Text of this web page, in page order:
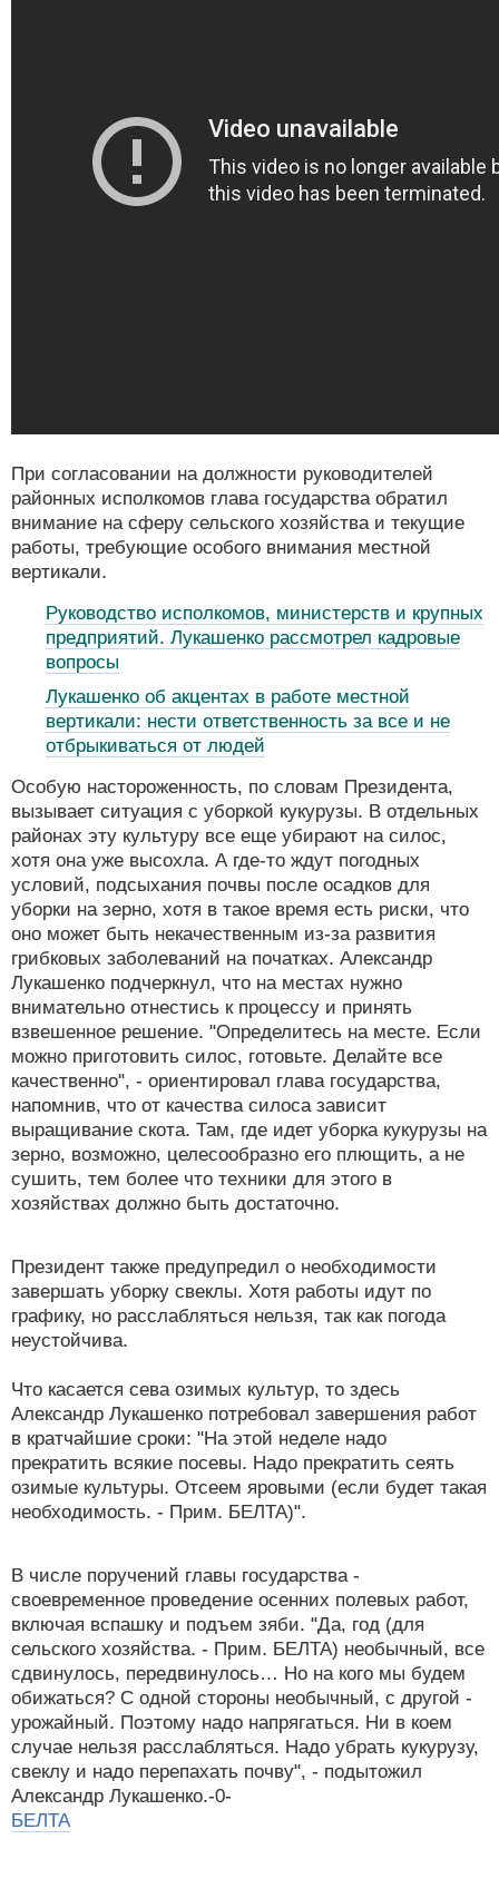
При согласовании на должности руководителей
районных исполкомов глава государства обратил
внимание на сферу сельского хозяйства и текущие
работы, требующие особого внимания местной
вертикали.
Руководство исполкомов, министерств и крупных
предприятий. Лукашенко рассмотрел кадровые
вопросы
Лукашенко об акцентах в работе местной
вертикали: нести ответственность за все и не
отбрыкиваться от людей
Особую настороженность, по словам Президента,
вызывает ситуация с уборкой кукурузы. В отдельных
районах эту культуру все еще убирают на силос,
хотя она уже высохла. А где-то ждут погодных
условий, подсыхания почвы после осадков для
уборки на зерно, хотя в такое время есть риски, что
оно может быть некачественным из-за развития
грибковых заболеваний на початках. Александр
Лукашенко подчеркнул, что на местах нужно
внимательно отнестись к процессу и принять
взвешенное решение. "Определитесь на месте. Если
можно приготовить силос, готовьте. Делайте все
качественно", - ориентировал глава государства,
напомнив, что от качества силоса зависит
выращивание скота. Там, где идет уборка кукурузы на
зерно, возможно, целесообразно его плющить, а не
сушить, тем более что техники для этого в
хозяйствах должно быть достаточно.
Президент также предупредил о необходимости
завершать уборку свеклы. Хотя работы идут по
графику, но расслабляться нельзя, так как погода
неустойчива.
Что касается сева озимых культур, то здесь
Александр Лукашенко потребовал завершения работ
в кратчайшие сроки: "На этой неделе надо
прекратить всякие посевы. Надо прекратить сеять
озимые культуры. Отсеем яровыми (если будет такая
необходимость. - Прим. БЕЛТА)".
В числе поручений главы государства -
своевременное проведение осенних полевых работ,
включая вспашку и подъем зяби. "Да, год (для
сельского хозяйства. - Прим. БЕЛТА) необычный, все
сдвинулось, передвинулось… Но на кого мы будем
обижаться? С одной стороны необычный, с другой -
урожайный. Поэтому надо напрягаться. Ни в коем
случае нельзя расслабляться. Надо убрать кукурузу,
свеклу и надо перепахать почву", - подытожил
Александр Лукашенко.-0-
БЕЛТА